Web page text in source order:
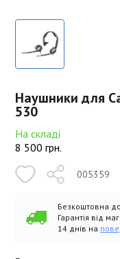
Наушники для
530
На складі
8 500 грн.
005359
Безкоштовна
Гарантія від
14 днів на